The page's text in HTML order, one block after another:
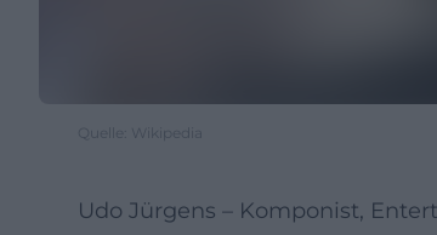
Quelle: Wikipedia
Udo Jürgens – Komponist,